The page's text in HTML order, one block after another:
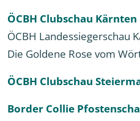
ÖCBH Clubschau Kärnten
ÖCBH Landessiegerschau
Die Goldene Rose vom
ÖCBH Clubschau
Border Collie